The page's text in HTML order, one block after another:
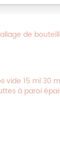
de
vide 15 ml 30
à paroi